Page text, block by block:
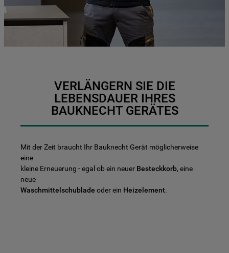
VERLÄNGERN SIE DIE
LEBENSDAUER IHRES
BAUKNECHT GERÄTES
Mit der Zeit braucht Ihr Bauknecht Gerät möglicherweise
eine
kleine Erneuerung - egal ob ein neuer Besteckkorb, eine
neue
Waschmittelschublade oder ein Heizelement.